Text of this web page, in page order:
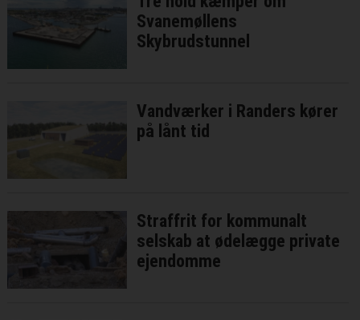
Svanemøllens
Skybrudstunnel
Vandværker i Randers kører
på lånt tid
Straffrit for kommunalt
selskab at ødelægge private
ejendomme